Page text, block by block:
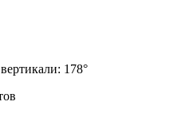
178°